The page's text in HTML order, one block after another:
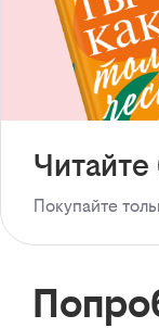
Покупайте